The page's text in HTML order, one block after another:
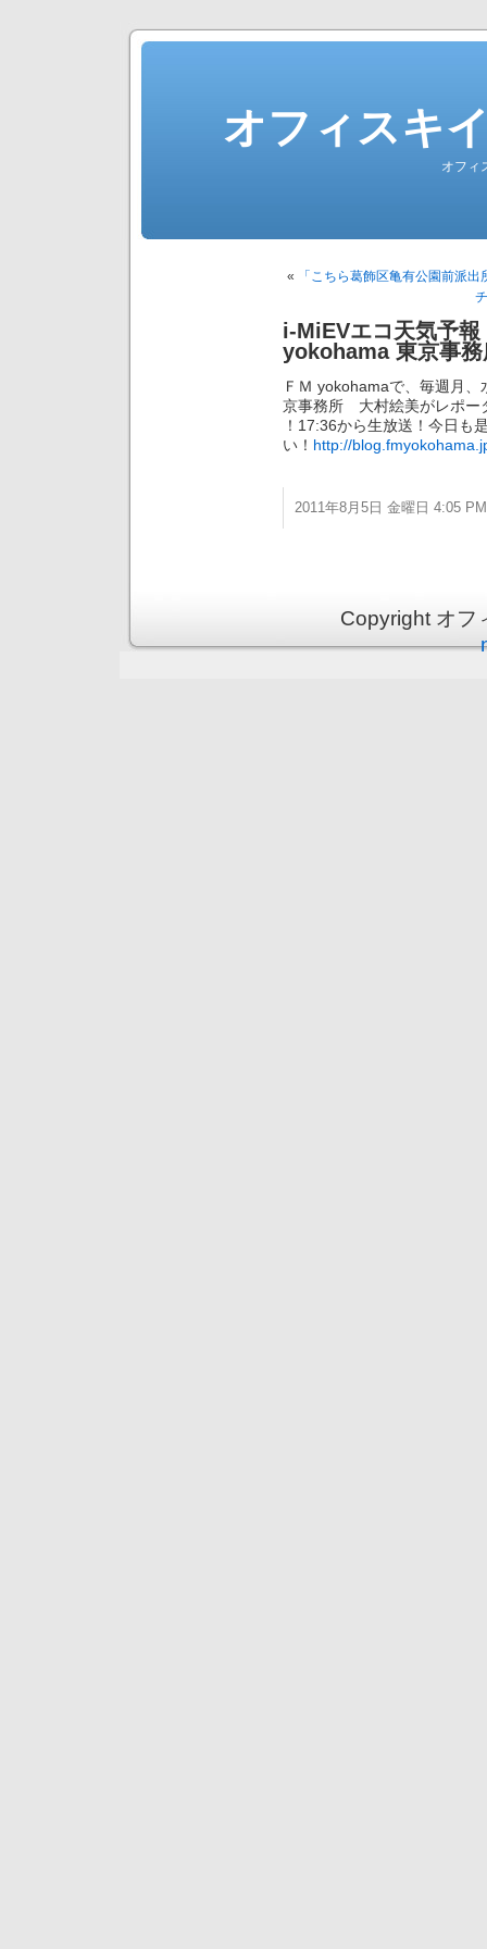
オフィスキ
オフィ
«
「こちら葛飾区亀有公園前派
i-MiEVエコ天気予
yokohama 東京事
ＦＭ yokohamaで、毎週月
京事務所 大村絵美がレポ
！17:36から生放送！今日も
い！ http://
2011年8月5日 金曜日 4:05
Copyright オ